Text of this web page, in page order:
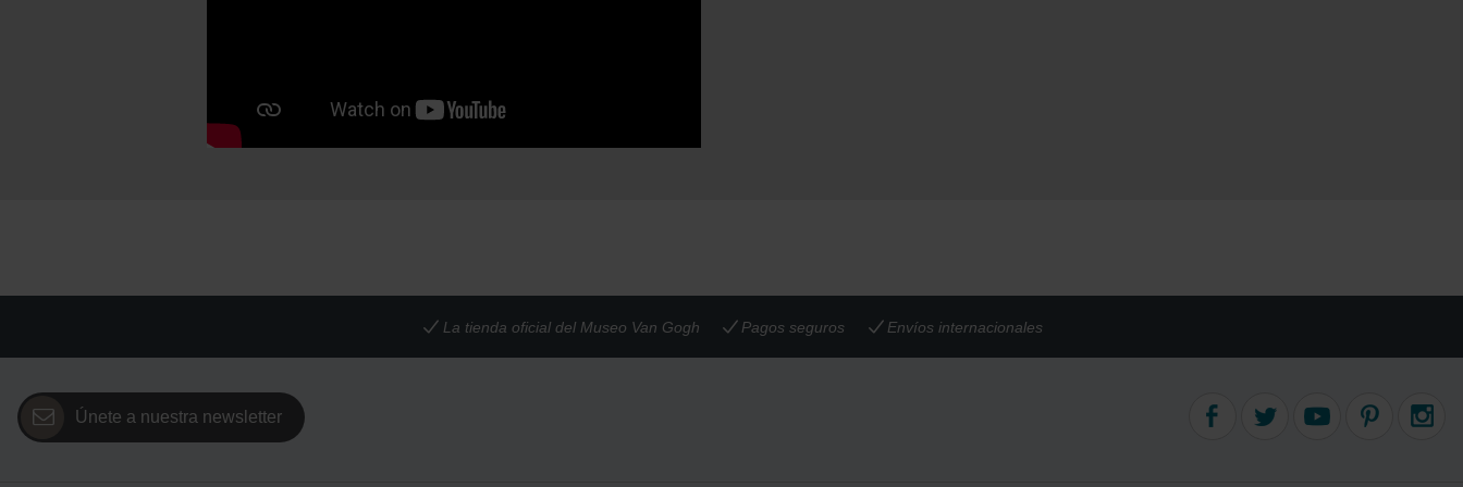
La tienda oficial del Museo Van Gogh Pagos seguros Envíos internacionales
Únete a nuestra newsletter